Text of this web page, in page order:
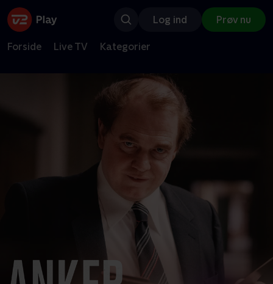
Log ind Prøv nu
Forside Live TV Kategorier